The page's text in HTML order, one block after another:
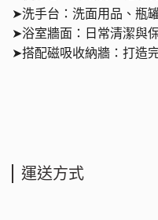
➤洗手台：洗面用品、瓶
➤浴室牆面：日常清潔與
➤搭配磁吸收納牆：打造
運送方式